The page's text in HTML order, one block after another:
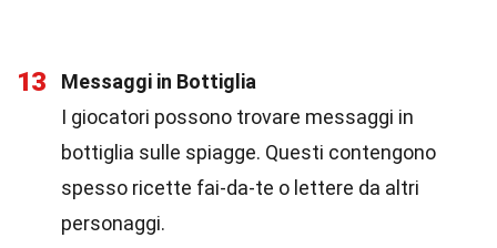
13
Messaggi in Bottiglia
I giocatori possono trovare messaggi in
bottiglia sulle spiagge. Questi contengono
spesso ricette fai-da-te o lettere da altri
personaggi.